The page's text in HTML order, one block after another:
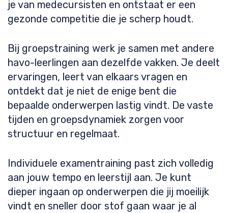
je van medecursisten en ontstaat er een
gezonde competitie die je scherp houdt.
Bij groepstraining werk je samen met andere
havo-leerlingen aan dezelfde vakken. Je deelt
ervaringen, leert van elkaars vragen en
ontdekt dat je niet de enige bent die
bepaalde onderwerpen lastig vindt. De vaste
tijden en groepsdynamiek zorgen voor
structuur en regelmaat.
Individuele examentraining past zich volledig
aan jouw tempo en leerstijl aan. Je kunt
dieper ingaan op onderwerpen die jij moeilijk
vindt en sneller door stof gaan waar je al